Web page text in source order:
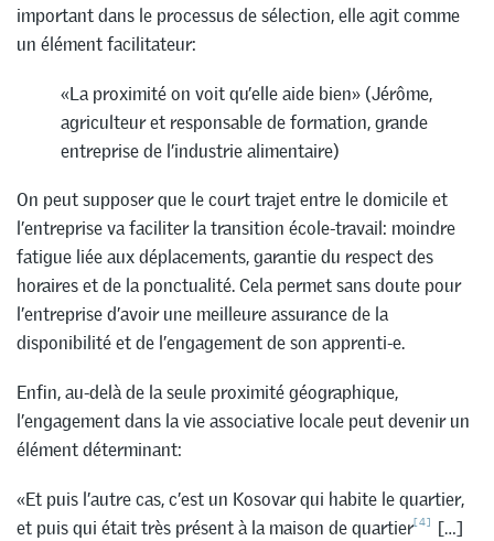
important dans le processus de sélection, elle agit comme
un élément facilitateur:
«La proximité on voit qu’elle aide bien» (Jérôme,
agriculteur et responsable de formation, grande
entreprise de l’industrie alimentaire)
On peut supposer que le court trajet entre le domicile et
l’entreprise va faciliter la transition école-travail: moindre
fatigue liée aux déplacements, garantie du respect des
horaires et de la ponctualité. Cela permet sans doute pour
l’entreprise d’avoir une meilleure assurance de la
disponibilité et de l’engagement de son apprenti-e.
Enfin, au-delà de la seule proximité géographique,
l’engagement dans la vie associative locale peut devenir un
élément déterminant:
«Et puis l’autre cas, c’est un Kosovar qui habite le quartier,
et puis qui était très présent à la maison de quartier[4]
[…]